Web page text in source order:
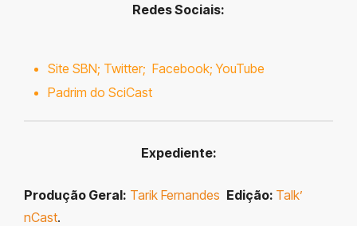
Redes Sociais:
Site SBN; Twitter; Facebook; YouTube
Padrim do SciCast
Expediente:
Produção Geral: Tarik Fernandes Edição: Talk’
nCast.